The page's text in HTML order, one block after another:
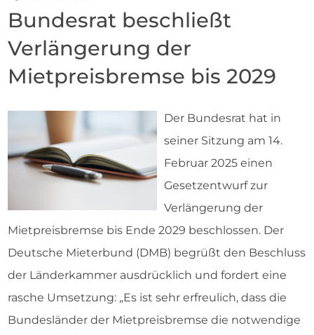
Bundesrat beschließt
Verlängerung der
Mietpreisbremse bis 2029
Der Bundesrat hat in
seiner Sitzung am 14.
Februar 2025 einen
Gesetzentwurf zur
Verlängerung der
Mietpreisbremse bis Ende 2029 beschlossen. Der
Deutsche Mieterbund (DMB) begrüßt den Beschluss
der Länderkammer ausdrücklich und fordert eine
rasche Umsetzung: „Es ist sehr erfreulich, dass die
Bundesländer der Mietpreisbremse die notwendige